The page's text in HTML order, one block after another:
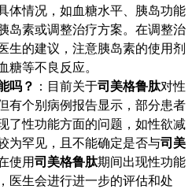
体情况，如血糖水平、胰岛功能
岛素或调整治疗方案。在调整治
生的建议，注意胰岛素的使用剂
糖等不良反应。
吗？ ：目前关于司美格鲁肽对性
有个别病例报告显示，部分患者
了性功能方面的问题，如性欲减
为罕见，且不能确定是否与司美
使用司美格鲁肽期间出现性功能
医生会进行进一步的评估和处